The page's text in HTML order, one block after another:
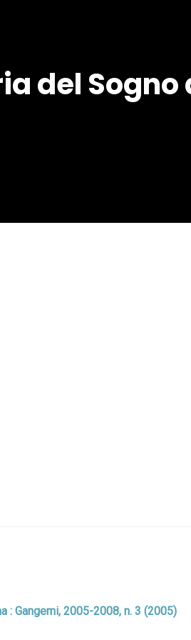
del
Gangemi, 2005-2008, n. 3 (2005)